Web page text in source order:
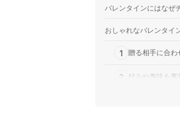
LINDT &
プレス・オール
モロゾフ｜フェ
ロワール｜桜花
Lindt(リンツ)｜
バレンタインにはなぜ
おしゃれなバレンタイ
1 贈る相手に合わ
2 好みや趣味を事